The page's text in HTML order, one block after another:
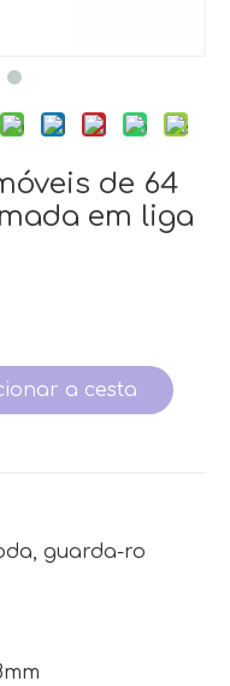
de 64
em liga
a cesta
guarda-ro